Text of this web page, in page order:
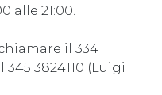
alle 21:00.
il 334
3824110 (Luigi